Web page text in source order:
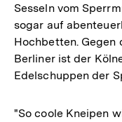
Sesseln vom
sogar auf
Hochbetten.
Berliner ist der
Edelschuppen der
"So coole Kneipen